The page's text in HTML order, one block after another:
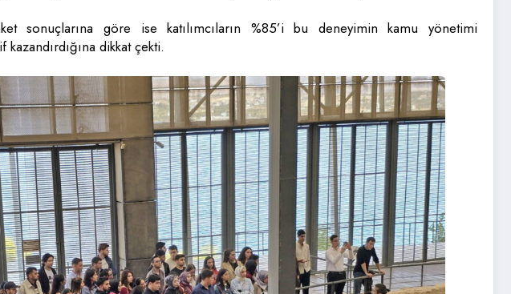
sonuçlarına göre ise katılımcıların %85’i bu deneyimin kamu yönetimi
dikkat çekti.